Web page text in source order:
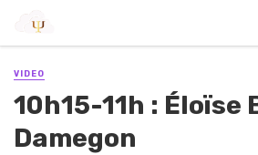
VIDEO
10h15-11h : Éloïse
Damegon